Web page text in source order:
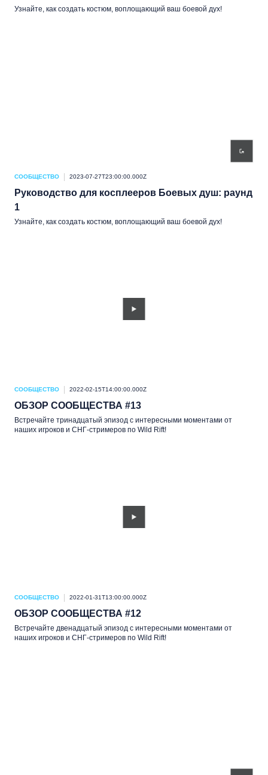
Узнайте, как создать костюм, воплощающий ваш боевой дух!
СООБЩЕСТВО 2023-07-27T23:00:00.000Z
Руководство для косплееров Боевых душ: раунд
1
Узнайте, как создать костюм, воплощающий ваш боевой дух!
СООБЩЕСТВО 2022-02-15T14:00:00.000Z
ОБЗОР СООБЩЕСТВА #13
Встречайте тринадцатый эпизод с интересными моментами от
наших игроков и СНГ-стримеров по Wild Rift!
СООБЩЕСТВО 2022-01-31T13:00:00.000Z
ОБЗОР СООБЩЕСТВА #12
Встречайте двенадцатый эпизод с интересными моментами от
наших игроков и СНГ-стримеров по Wild Rift!